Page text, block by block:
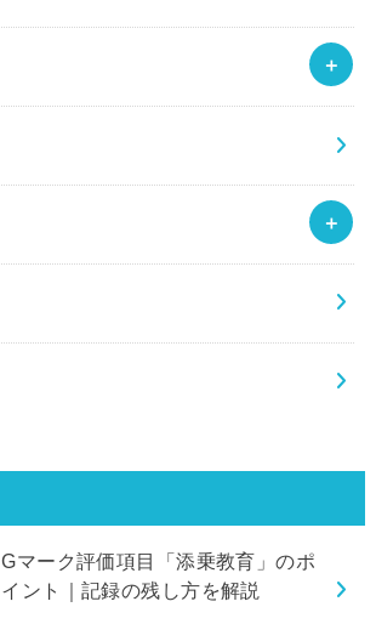
Gマーク評価項目「添乗教育」のポ
イント｜記録の残し方を解説